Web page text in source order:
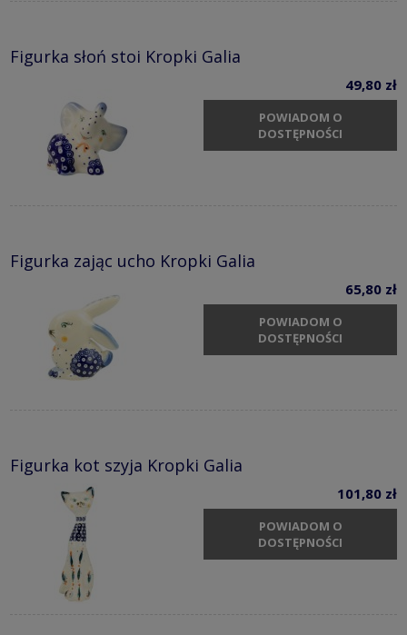
Figurka słoń stoi Kropki Galia
49,80 zł
POWIADOM O
DOSTĘPNOŚCI
Figurka zając ucho Kropki Galia
65,80 zł
POWIADOM O
DOSTĘPNOŚCI
Figurka kot szyja Kropki Galia
101,80 zł
POWIADOM O
DOSTĘPNOŚCI